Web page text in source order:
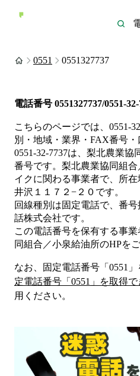
0551 0551327737
電話番号 0551327737/0551-
こちらのページでは、 0551-
別・地域・業界・FAX番号・
0551-32-7737は、 梨北農業協
番号です。 梨北農業協同組
イクに関わる事業者で、所
井沢１１７２−２０ です。
回線種別は固定電話で、番
話株式会社です。
この電話番号を保有する事
同組合／小泉給油所のHPを
なお、固定電話番号「 0551
定電話番号「 0551 」を取得
用ください。